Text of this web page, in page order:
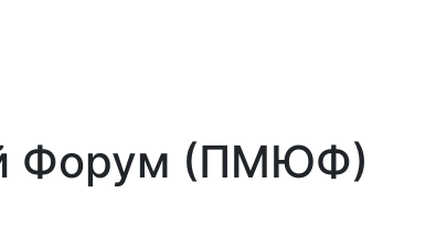
Форум (ПМЮФ)